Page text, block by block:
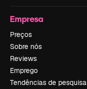
Empresa
Preços
Sobre nós
Reviews
Emprego
Tendências de pesquisa